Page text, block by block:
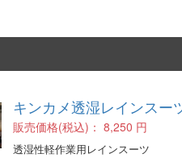
キンカメ透湿レインスー
販売価格(税込)： 8,250 円
透湿性軽作業用レインスーツ